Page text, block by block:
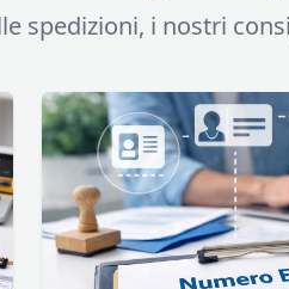
spedizioni, i nostri